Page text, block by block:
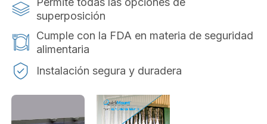
Archivo
de
superposición
Cumple con la FDA en materia de seguridad
alimentaria
Instalación segura y duradera